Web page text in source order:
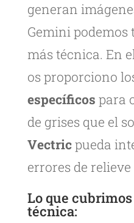
generan
Gemini
más técnica. En
os proporciono
específicos para
de grises que el
Vectricpueda
errores de
Lo que
técnica: